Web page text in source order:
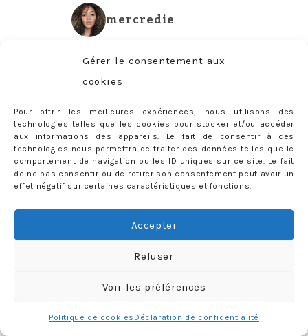
Gérer le consentement aux
cookies
Pour offrir les meilleures expériences, nous utilisons des
technologies telles que les cookies pour stocker et/ou accéder
aux informations des appareils. Le fait de consentir à ces
technologies nous permettra de traiter des données telles que le
comportement de navigation ou les ID uniques sur ce site. Le fait
de ne pas consentir ou de retirer son consentement peut avoir un
effet négatif sur certaines caractéristiques et fonctions.
Accepter
Refuser
Voir les préférences
Politique de cookies Déclaration de confidentialité
mercredie